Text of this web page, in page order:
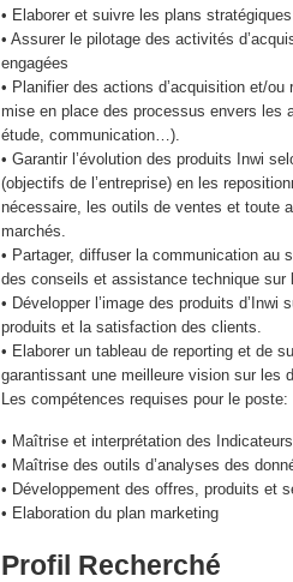
• Elaborer et suivre les plans
• Assurer le pilotage des activités
engagées
• Planifier des actions d’acquisition et/
mise en place des processus envers les
étude, communication…).
• Garantir l’évolution des produits Inwi
(objectifs de l’entreprise) en les
nécessaire, les outils de ventes et toute
marchés.
• Partager, diffuser la communication au
des conseils et assistance technique sur
• Développer l’image des produits
produits et la satisfaction des clients.
• Elaborer un tableau de reporting et de
garantissant une meilleure vision sur les
Les compétences requises pour le poste:
• Maîtrise et interprétation des
• Maîtrise des outils d’analyses des
• Développement des offres, produits et
• Elaboration du plan marketing
Profil Recherché